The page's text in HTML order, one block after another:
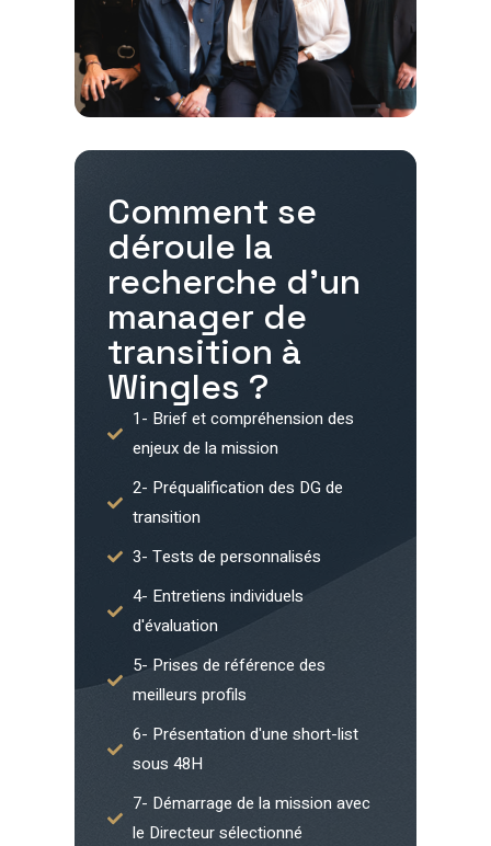
Comment se
déroule la
recherche d'un
manager de
transition à
Wingles ?
1- Brief et compréhension des
enjeux de la mission
2- Préqualification des DG de
transition
3- Tests de personnalisés
4- Entretiens individuels
d'évaluation
5- Prises de référence des
meilleurs profils
6- Présentation d'une short-list
sous 48H
7- Démarrage de la mission avec
le Directeur sélectionné